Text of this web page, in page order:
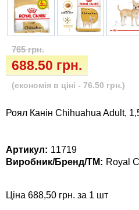
765 грн.
688.50 грн.
(економія в ціні - 76.50 грн.)
Роял Канін Chihuahua Adult,
Артикул: 11719
Виробник/Бренд/ТМ: Royal
Ціна 688,50 грн. за 1 шт
Ласощі та корма
Vet Diet Canine Wet -
для собак
Лежаки, будиночки,
килимки
Переноски, сумки, клітки
Післяопераційні засоби та